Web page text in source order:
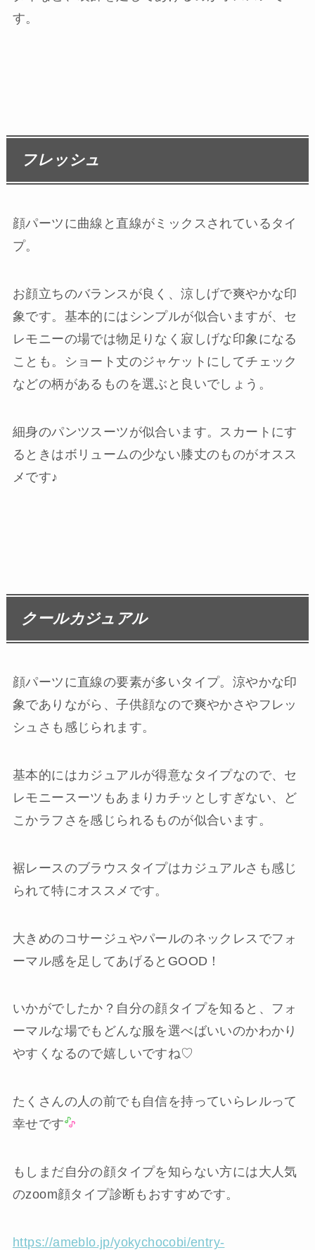
す。
フレッシュ
顔パーツに曲線と直線がミックスされているタイ
プ。
お顔立ちのバランスが良く、涼しげで爽やかな印
象です。基本的にはシンプルが似合いますが、セ
レモニーの場では物足りなく寂しげな印象になる
ことも。ショート丈のジャケットにしてチェック
などの柄があるものを選ぶと良いでしょう。
細身のパンツスーツが似合います。スカートにす
るときはボリュームの少ない膝丈のものがオスス
メです♪
クールカジュアル
顔パーツに直線の要素が多いタイプ。涼やかな印
象でありながら、子供顔なので爽やかさやフレッ
シュさも感じられます。
基本的にはカジュアルが得意なタイプなので、セ
レモニースーツもあまりカチッとしすぎない、ど
こかラフさを感じられるものが似合います。
裾レースのブラウスタイプはカジュアルさも感じ
られて特にオススメです。
大きめのコサージュやパールのネックレスでフォ
ーマル感を足してあげるとGOOD！
いかがでしたか？自分の顔タイプを知ると、フォ
ーマルな場でもどんな服を選べばいいのかわかり
やすくなるので嬉しいですね♡
たくさんの人の前でも自信を持っていらレルって
幸せです
もしまだ自分の顔タイプを知らない方には大人気
のzoom顔タイプ診断もおすすめです。
https://ameblo.jp/yokychocobi/entry-